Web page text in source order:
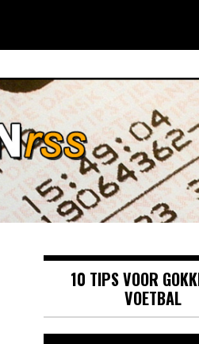
10 TIPS VOOR
VOETBAL